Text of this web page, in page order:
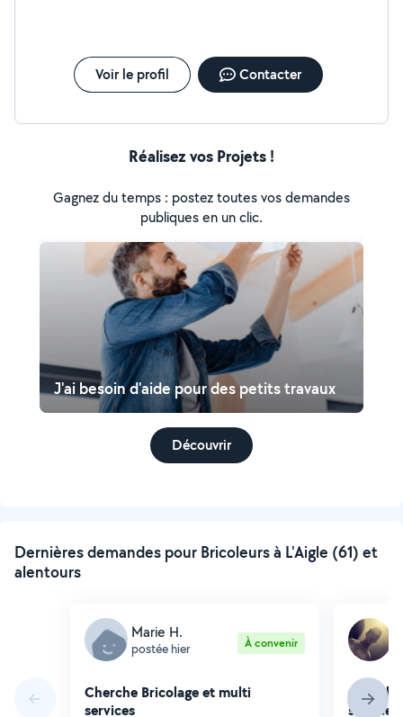
Voir le profil Contacter
Réalisez vos Projets !
Gagnez du temps : postez toutes vos demandes
publiques en un clic.
J'ai besoin d'aide pour des petits travaux
Découvrir
Dernières demandes pour Bricoleurs à L'Aigle (61) et
alentours
Marie H.
postée hier À convenir
Cherche Bricolage et multi
services
services